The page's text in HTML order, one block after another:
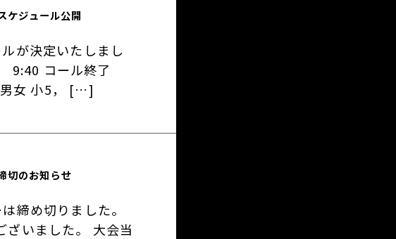
ケジュール公開
が決定いたしまし
9:40 コール終了
女 小5， […]
切のお知らせ
締め切りました。
ざいました。 大会当